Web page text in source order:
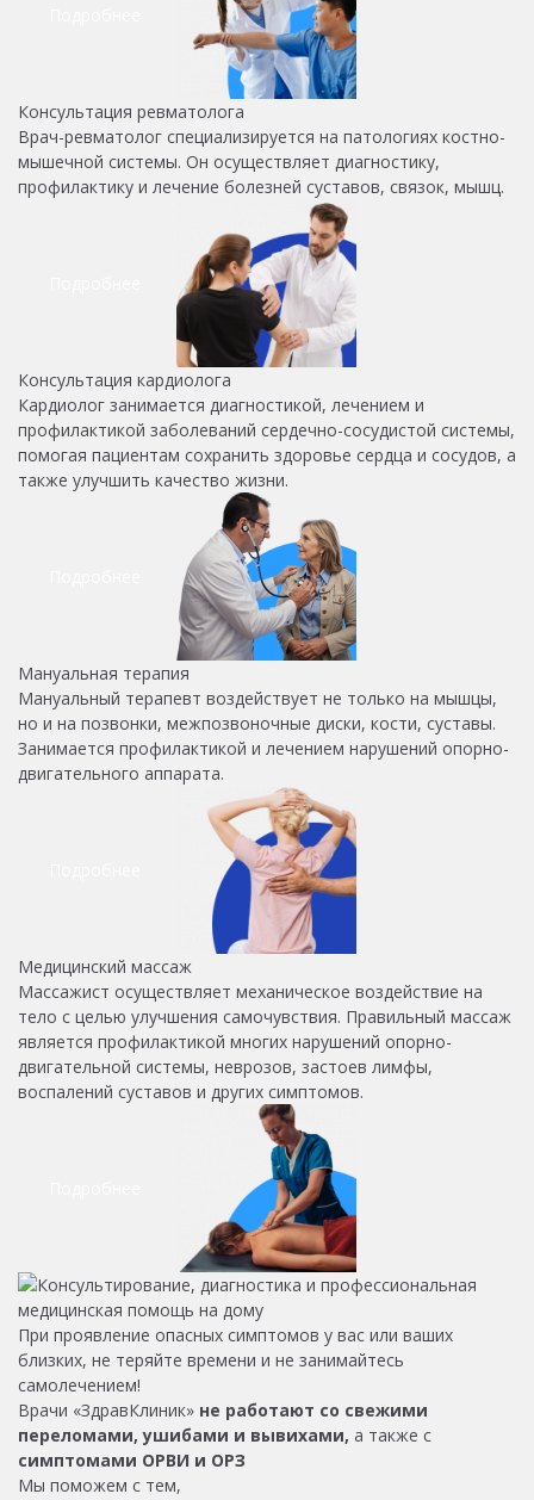
Консультация ревматолога
Врач-ревматолог специализируется на патологиях костно-
мышечной системы. Он осуществляет диагностику,
профилактику и лечение болезней суставов, связок, мышц.
Консультация кардиолога
Кардиолог занимается диагностикой, лечением и
профилактикой заболеваний сердечно-сосудистой системы,
помогая пациентам сохранить здоровье сердца и сосудов, а
также улучшить качество жизни.
Мануальная терапия
Мануальный терапевт воздействует не только на мышцы,
но и на позвонки, межпозвоночные диски, кости, суставы.
Занимается профилактикой и лечением нарушений опорно-
двигательного аппарата.
Медицинский массаж
Массажист осуществляет механическое воздействие на
тело с целью улучшения самочувствия. Правильный массаж
является профилактикой многих нарушений опорно-
двигательной системы, неврозов, застоев лимфы,
воспалений суставов и других симптомов.
При проявление опасных симптомов у вас или ваших
близких, не теряйте времени и не занимайтесь
самолечением!
Врачи «ЗдравКлиник» не работают со свежими
переломами, ушибами и вывихами, а также с
симптомами ОРВИ и ОРЗ
Мы поможем с тем,